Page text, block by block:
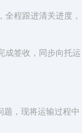
程跟进清关进度，
成签收，同步向托运
，现将运输过程中